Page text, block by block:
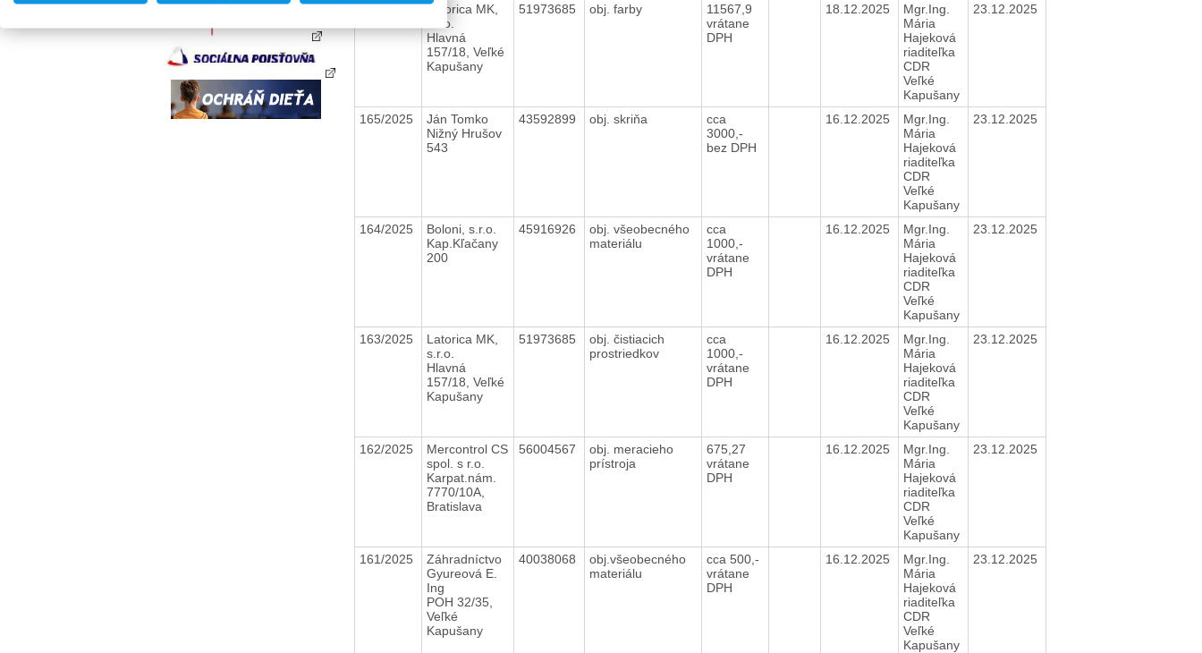
166/2025
Latorica MK,
s.r.o.
Hlavná
157/18, Veľké
Kapušany
51973685 obj. farby
11567,9
vrátane
DPH
18.12.2025
Mgr.Ing.
Mária
Hajeková
riaditeľka
CDR
Veľké
Kapušany
23.12.2025
165/2025
Ján Tomko
Nižný Hrušov
543
43592899 obj. skriňa
cca
3000,-
bez DPH
16.12.2025
Mgr.Ing.
Mária
Hajeková
riaditeľka
CDR
Veľké
Kapušany
23.12.2025
164/2025
Boloni, s.r.o.
Kap.Kľačany
200
45916926
obj. všeobecného
materiálu
cca
1000,-
vrátane
DPH
16.12.2025
Mgr.Ing.
Mária
Hajeková
riaditeľka
CDR
Veľké
Kapušany
23.12.2025
163/2025
Latorica MK,
s.r.o.
Hlavná
157/18, Veľké
Kapušany
51973685
obj. čistiacich
prostriedkov
cca
1000,-
vrátane
DPH
16.12.2025
Mgr.Ing.
Mária
Hajeková
riaditeľka
CDR
Veľké
Kapušany
23.12.2025
162/2025
Mercontrol CS
spol. s r.o.
Karpat.nám.
7770/10A,
Bratislava
56004567
obj. meracieho
prístroja
675,27
vrátane
DPH
16.12.2025
Mgr.Ing.
Mária
Hajeková
riaditeľka
CDR
Veľké
Kapušany
23.12.2025
161/2025
Záhradníctvo
Gyureová E.
Ing
POH 32/35,
Veľké
Kapušany
40038068
obj.všeobecného
materiálu
cca 500,-
vrátane
DPH
16.12.2025
Mgr.Ing.
Mária
Hajeková
riaditeľka
CDR
Veľké
Kapušany
23.12.2025